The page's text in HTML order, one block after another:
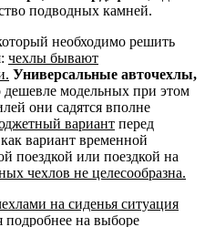
подводных камней.
необходимо решить
чехлы бывают
Универсальные авточехлы,
дешевле модельных при этом
они садятся вполне
вариант перед
вариант временной
поездкой или поездкой на
чехлов не целесообразна.
на сиденья ситуация
подробнее на выборе